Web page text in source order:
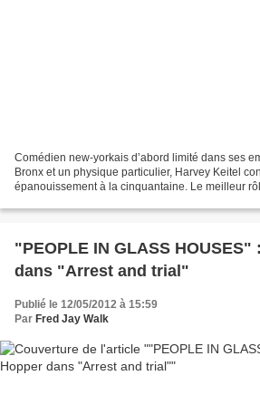
Comédien new-yorkais d’abord limité dans ses
Bronx et un physique particulier, Harvey Keitel
épanouissement à la cinquantaine. Le meilleur
"PEOPLE IN GLASS
dans "Arrest and trial"
Publié le 12/05/2012 à 15:59
Par Fred Jay Walk